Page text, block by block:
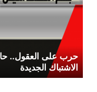
حرب على العقول..
الاشتباك الجديدة